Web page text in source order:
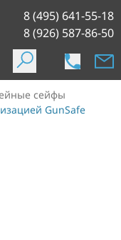
8 (495) 641-55-18
8 (926) 587-86-50
сейфы
GunSafe